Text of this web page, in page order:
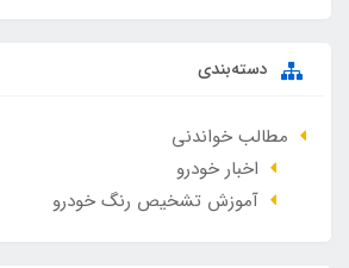
دسته‌بندی
مطالب خواندنی
اخبار خودرو
آموزش تشخیص رنگ خودرو